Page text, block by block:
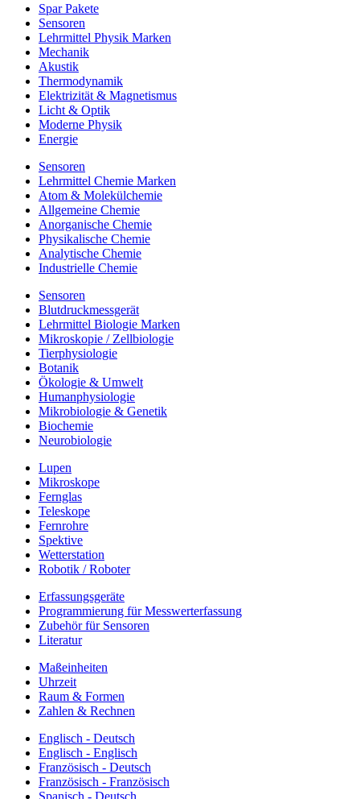
Spar Pakete
Sensoren
Lehrmittel Physik Marken
Mechanik
Akustik
Thermodynamik
Elektrizität & Magnetismus
Licht & Optik
Moderne Physik
Energie
Sensoren
Lehrmittel Chemie Marken
Atom & Molekülchemie
Allgemeine Chemie
Anorganische Chemie
Physikalische Chemie
Analytische Chemie
Industrielle Chemie
Sensoren
Blutdruckmessgerät
Lehrmittel Biologie Marken
Mikroskopie / Zellbiologie
Tierphysiologie
Botanik
Ökologie & Umwelt
Humanphysiologie
Mikrobiologie & Genetik
Biochemie
Neurobiologie
Lupen
Mikroskope
Fernglas
Teleskope
Fernrohre
Spektive
Wetterstation
Robotik / Roboter
Erfassungsgeräte
Programmierung für Messwerterfassung
Zubehör für Sensoren
Literatur
Maßeinheiten
Uhrzeit
Raum & Formen
Zahlen & Rechnen
Englisch - Deutsch
Englisch - Englisch
Französisch - Deutsch
Französisch - Französisch
Spanisch - Deutsch